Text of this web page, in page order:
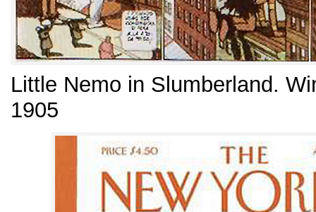
Little Nemo in Slumberland.
1905